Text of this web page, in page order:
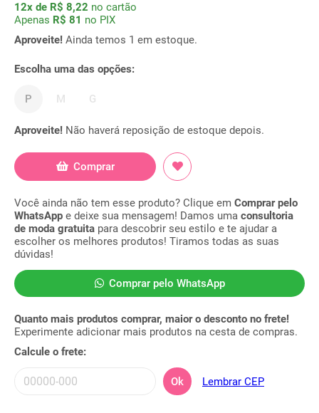
12x de R$ 8,22 no cartão
Apenas R$ 81 no PIX
Aproveite! Ainda temos 1 em estoque.
Escolha uma das opções:
P M G
Aproveite! Não haverá reposição de estoque depois.
Comprar
Você ainda não tem esse produto? Clique em Comprar pelo
WhatsApp e deixe sua mensagem! Damos uma consultoria
de moda gratuita para descobrir seu estilo e te ajudar a
escolher os melhores produtos! Tiramos todas as suas
dúvidas!
Comprar pelo WhatsApp
Quanto mais produtos comprar, maior o desconto no frete!
Experimente adicionar mais produtos na cesta de compras.
Calcule o frete:
Ok Lembrar CEP